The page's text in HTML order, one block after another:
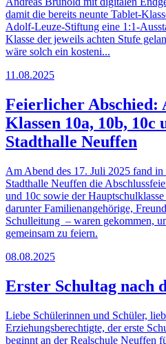
damit die bereits neunte Tablet-
Adolf-Leuze-Stiftung eine 1:1-
Klasse der jeweils achten Stufe
wäre solch ein kosteni...
11.08.2025
Feierlicher Abschied:
Klassen 10a, 10b, 10c
Stadthalle Neuffen
Am Abend des 17. Juli 2025 fand in
Stadthalle Neuffen die
und 10c sowie der
darunter Familienangehörige,
Schulleitung – waren gekommen,
gemeinsam zu feiern.
08.08.2025
Erster Schultag nach
Liebe Schülerinnen und Schüler,
Erziehungsberechtigte, der erste
beginnt an der Realschule Neuffen